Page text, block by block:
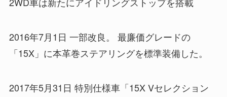
2016年7月1日 一部改良。 最廉価グレードの
「15X」に本革巻ステアリングを標準装備した。
2017年5月31日 特別仕様車「15X Vセレクション